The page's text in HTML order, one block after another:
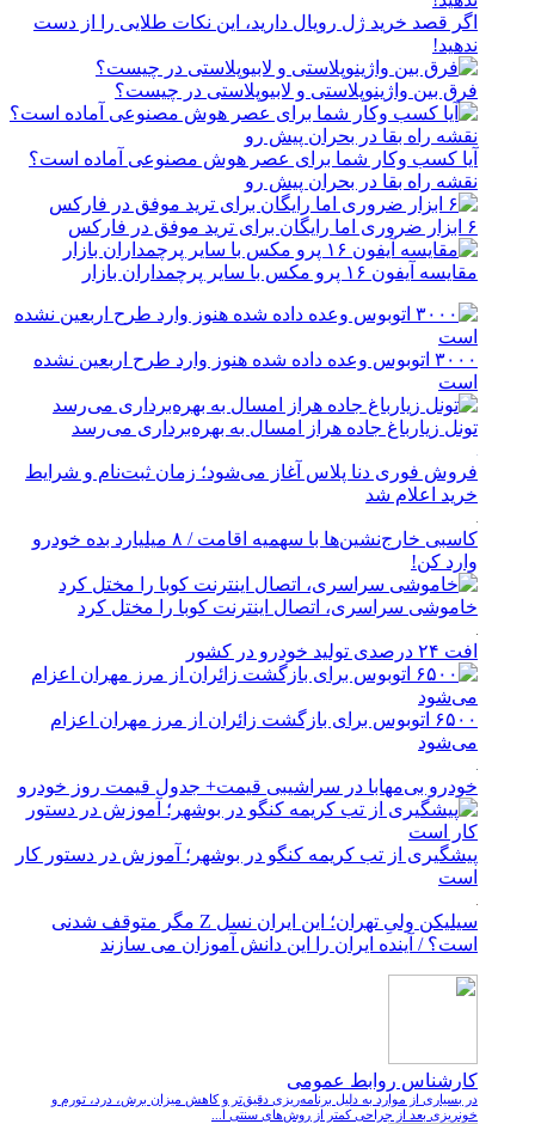
اگر قصد خرید ژل رویال دارید، این نکات طلایی را از دست
ندهید!
فرق بین واژینوپلاستی و لابیوپلاستی در چیست؟
آیا کسب وکار شما برای عصر هوش مصنوعی آماده است؟
نقشه راه بقا در بحران پیش رو
۶ ابزار ضروری اما رایگان برای ترید موفق در فارکس
مقایسه آیفون ۱۶ پرو مکس با سایر پرچمداران بازار
۳۰۰۰ اتوبوس وعده داده شده هنوز وارد طرح اربعین نشده
است
تونل زیارباغ جاده هراز امسال به بهره‌برداری می‌رسد
فروش فوری دنا پلاس آغاز می‌شود؛ زمان ثبت‌نام و شرایط
خرید اعلام شد
کاسبی خارج‌نشین‌ها با سهمیه اقامت / ۸ میلیارد بده خودرو
وارد کن!
خاموشی سراسری، اتصال اینترنت کوبا را مختل کرد
افت ۲۴ درصدی تولید خودرو در کشور
۶۵۰۰ اتوبوس برای بازگشت زائران از مرز مهران اعزام
می‌شود
خودرو بی‌مهابا در سراشیبی قیمت+ جدول قیمت روز خودرو
پیشگیری از تب کریمه کنگو در بوشهر؛ آموزش در دستور کار
است
سیلیکن ولیِ تهران؛ این ایران نسل Z مگر متوقف شدنی
است؟ / آینده ایران را این دانش آموزان می سازند
کارشناس روابط عمومی
در بسیاری از موارد به دلیل برنامه‌ریزی دقیق‌تر و کاهش میزان برش، درد، تورم و
خونریزی بعد از جراحی کمتر از روش‌های سنتی ا...